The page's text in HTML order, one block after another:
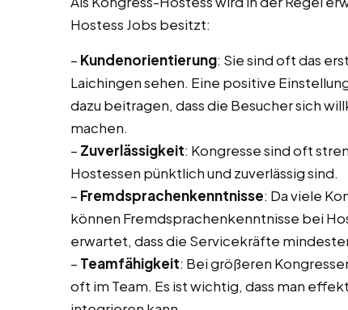
Hostess Jobs besitzt:
– Kundenorientierung: Sie sind oft das
Laichingen sehen. Eine positive
dazu beitragen, dass die Besucher sich
machen.
– Zuverlässigkeit: Kongresse sind oft
Hostessen pünktlich und zuverlässig sind.
– Fremdsprachenkenntnisse: Da viele
können Fremdsprachenkenntnisse bei
erwartet, dass die Servicekräfte
– Teamfähigkeit: Bei größeren
oft im Team. Es ist wichtig, dass man